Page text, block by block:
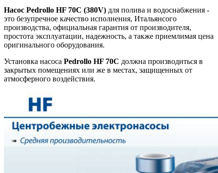
Насос Pedrollo HF 70C (380V) для полива и водоснабжения -
это безупречное качество исполнения, Итальянсого
производства, официальная гарантия от производителя,
простота эксплуатации, надежность, а также приемлимая цена
оригинального оборудования.
Установка насоса Pedrollo HF 70C должна производиться в
закрытых помещениях или же в местах, защищенных от
атмосферного воздействия.